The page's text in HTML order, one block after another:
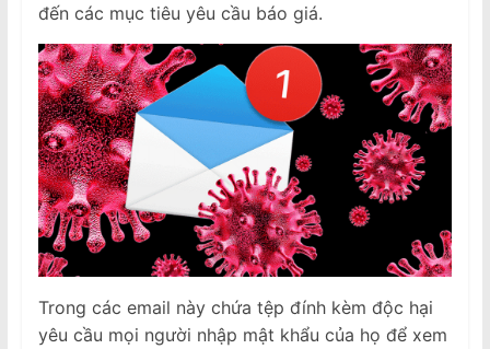
đến các mục tiêu yêu cầu báo giá.
Trong các email này chứa tệp đính kèm độc hại
yêu cầu mọi người nhập mật khẩu của họ để xem